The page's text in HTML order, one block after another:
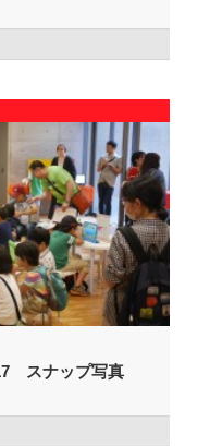
スナップ写真